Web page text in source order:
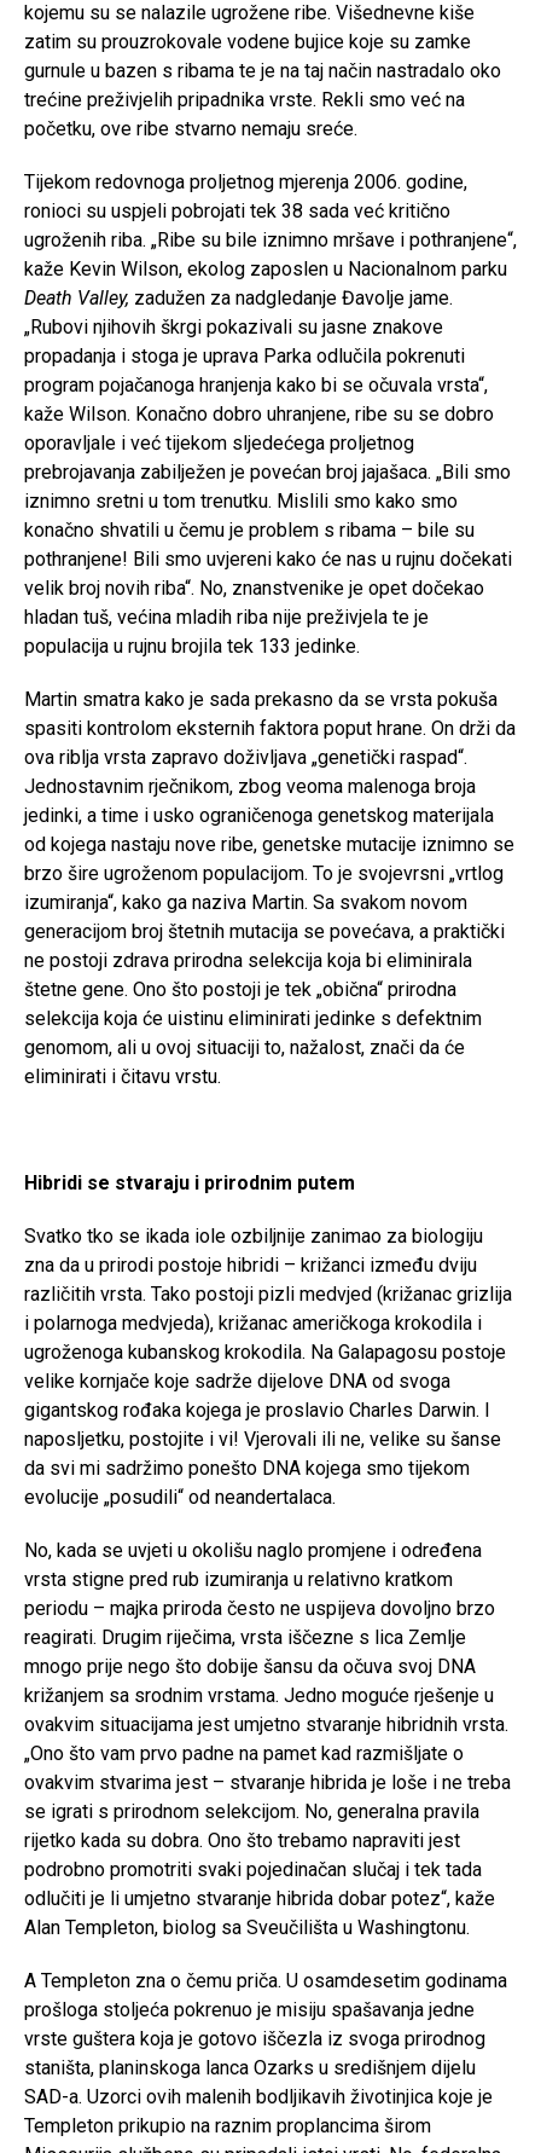
kojemu su se nalazile ugrožene ribe. Višednevne kiše
zatim su prouzrokovale vodene bujice koje su zamke
gurnule u bazen s ribama te je na taj način nastradalo oko
trećine preživjelih pripadnika vrste. Rekli smo već na
početku, ove ribe stvarno nemaju sreće.
Tijekom redovnoga proljetnog mjerenja 2006. godine,
ronioci su uspjeli pobrojati tek 38 sada već kritično
ugroženih riba. „Ribe su bile iznimno mršave i pothranjene“,
kaže Kevin Wilson, ekolog zaposlen u Nacionalnom parku
Death Valley, zadužen za nadgledanje Đavolje jame.
„Rubovi njihovih škrgi pokazivali su jasne znakove
propadanja i stoga je uprava Parka odlučila pokrenuti
program pojačanoga hranjenja kako bi se očuvala vrsta“,
kaže Wilson. Konačno dobro uhranjene, ribe su se dobro
oporavljale i već tijekom sljedećega proljetnog
prebrojavanja zabilježen je povećan broj jajašaca. „Bili smo
iznimno sretni u tom trenutku. Mislili smo kako smo
konačno shvatili u čemu je problem s ribama – bile su
pothranjene! Bili smo uvjereni kako će nas u rujnu dočekati
velik broj novih riba“. No, znanstvenike je opet dočekao
hladan tuš, većina mladih riba nije preživjela te je
populacija u rujnu brojila tek 133 jedinke.
Martin smatra kako je sada prekasno da se vrsta pokuša
spasiti kontrolom eksternih faktora poput hrane. On drži da
ova riblja vrsta zapravo doživljava „genetički raspad“.
Jednostavnim rječnikom, zbog veoma malenoga broja
jedinki, a time i usko ograničenoga genetskog materijala
od kojega nastaju nove ribe, genetske mutacije iznimno se
brzo šire ugroženom populacijom. To je svojevrsni „vrtlog
izumiranja“, kako ga naziva Martin. Sa svakom novom
generacijom broj štetnih mutacija se povećava, a praktički
ne postoji zdrava prirodna selekcija koja bi eliminirala
štetne gene. Ono što postoji je tek „obična“ prirodna
selekcija koja će uistinu eliminirati jedinke s defektnim
genomom, ali u ovoj situaciji to, nažalost, znači da će
eliminirati i čitavu vrstu.
Hibridi se stvaraju i prirodnim putem
Svatko tko se ikada iole ozbiljnije zanimao za biologiju
zna da u prirodi postoje hibridi – križanci između dviju
različitih vrsta. Tako postoji pizli medvjed (križanac grizlija
i polarnoga medvjeda), križanac američkoga krokodila i
ugroženoga kubanskog krokodila. Na Galapagosu postoje
velike kornjače koje sadrže dijelove DNA od svoga
gigantskog rođaka kojega je proslavio Charles Darwin. I
naposljetku, postojite i vi! Vjerovali ili ne, velike su šanse
da svi mi sadržimo ponešto DNA kojega smo tijekom
evolucije „posudili“ od neandertalaca.
No, kada se uvjeti u okolišu naglo promjene i određena
vrsta stigne pred rub izumiranja u relativno kratkom
periodu – majka priroda često ne uspijeva dovoljno brzo
reagirati. Drugim riječima, vrsta iščezne s lica Zemlje
mnogo prije nego što dobije šansu da očuva svoj DNA
križanjem sa srodnim vrstama. Jedno moguće rješenje u
ovakvim situacijama jest umjetno stvaranje hibridnih vrsta.
„Ono što vam prvo padne na pamet kad razmišljate o
ovakvim stvarima jest – stvaranje hibrida je loše i ne treba
se igrati s prirodnom selekcijom. No, generalna pravila
rijetko kada su dobra. Ono što trebamo napraviti jest
podrobno promotriti svaki pojedinačan slučaj i tek tada
odlučiti je li umjetno stvaranje hibrida dobar potez“, kaže
Alan Templeton, biolog sa Sveučilišta u Washingtonu.
A Templeton zna o čemu priča. U osamdesetim godinama
prošloga stoljeća pokrenuo je misiju spašavanja jedne
vrste guštera koja je gotovo iščezla iz svoga prirodnog
staništa, planinskoga lanca Ozarks u središnjem dijelu
SAD-a. Uzorci ovih malenih bodljikavih životinjica koje je
Templeton prikupio na raznim proplancima širom